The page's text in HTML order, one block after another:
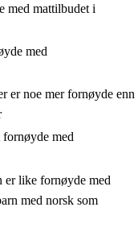
med mattilbudet i
med
er noe mer fornøyde enn
fornøyde med
er like fornøyde med
med norsk som